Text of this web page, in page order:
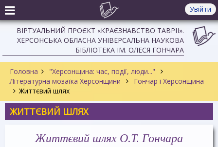
Увійти
ВІРТУАЛЬНИЙ ПРОЄКТ «КРАЄЗНАВСТВО ТАВРІЇ».
ХЕРСОНСЬКА ОБЛАСНА УНІВЕРСАЛЬНА НАУКОВА
БІБЛІОТЕКА ІМ. ОЛЕСЯ ГОНЧАРА
Головна
"Херсонщина: час, події, люди..."
Літературна мозаїка Херсонщини
Гончар і Херсонщина
Життєвий шлях
ЖИТТЄВИЙ ШЛЯХ
Життєвий шлях О.Т. Гончара